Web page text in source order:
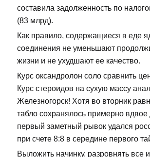
составила задолженность по
(83 млрд).
Как правило, содержащиеся в еде
соединения не уменьшают
жизни и не ухудшают ее качество.
Курс оксандролон соло сравнить
Курс стероидов на сухую массу
Железногорск! Хотя во вторник
табло сохранялось примерно
первый заметный рывок удался
при счете 8:8 в середине первого
Выложить начинку, разровнять все